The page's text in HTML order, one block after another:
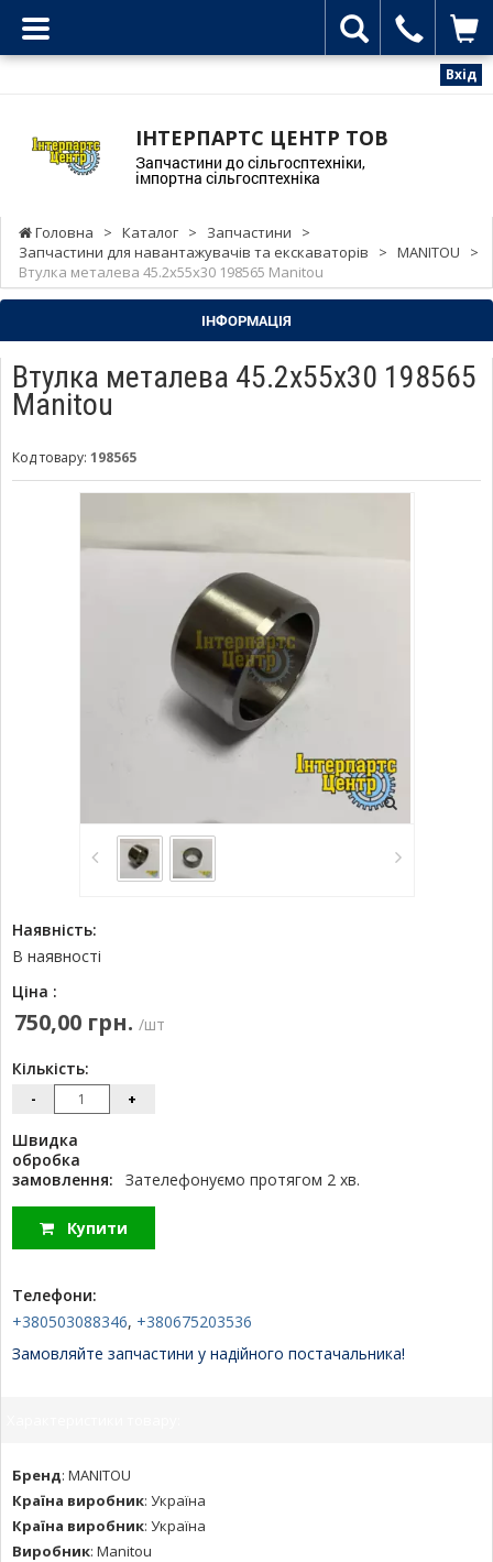
Вхід
ІНТЕРПАРТС ЦЕНТР ТОВ
Запчастини до сільгосптехніки,
імпортна сільгосптехніка
Головна > Каталог > Запчастини
>
Запчастини для навантажувачів та екскаваторів
> MANITOU
>
Втулка металева 45.2x55x30 198565 Manitou
ІНФОРМАЦІЯ
Втулка металева 45.2x55x30 198565
Manitou
Код товару: 198565
Наявність:
В наявності
Ціна :
750,00 грн. /шт
Кількість:
- +
Швидка
обробка
замовлення:
Зателефонуємо протягом 2 хв.
Купити
Телефони:
+380503088346, +380675203536
Замовляйте запчастини у надійного постачальника!
Бренд: MANITOU
Країна виробник: Україна
Країна виробник: Україна
Виробник: Manitou